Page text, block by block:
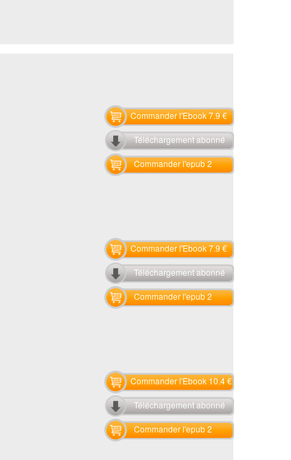
Commander l'Ebook 7.9 €
Téléchargement abonné
Commander l'epub 2
Commander l'Ebook 7.9 €
Téléchargement abonné
Commander l'epub 2
Commander l'Ebook 10.4 €
Téléchargement abonné
Commander l'epub 2